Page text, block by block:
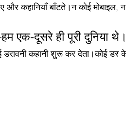
और कहानियाँ बाँटते।न कोई
एक-दूसरे ही पूरी दुनिया
डरावनी कहानी शुरू कर देता।कोई डर